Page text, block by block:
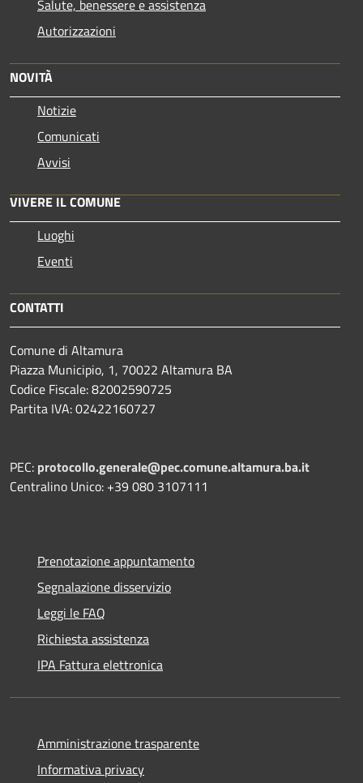
Salute, benessere e assistenza
Autorizzazioni
NOVITÀ
Notizie
Comunicati
Avvisi
VIVERE IL COMUNE
Luoghi
Eventi
CONTATTI
Comune di Altamura
Piazza Municipio, 1, 70022 Altamura BA
Codice Fiscale: 82002590725
Partita IVA: 02422160727
PEC: protocollo.generale@pec.comune.altamura.ba.it
Centralino Unico: +39 080 3107111
Prenotazione appuntamento
Segnalazione disservizio
Leggi le FAQ
Richiesta assistenza
IPA Fattura elettronica
Amministrazione trasparente
Informativa privacy